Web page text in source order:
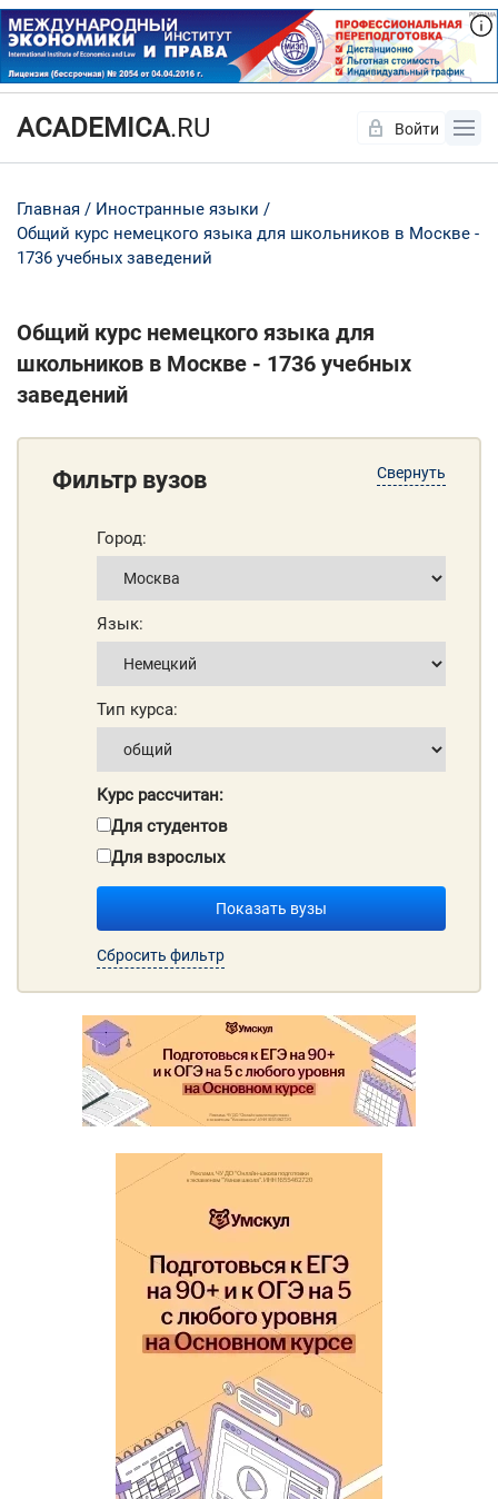
ACADEMICA.RU Войти
Главная
Иностранные языки
Общий курс немецкого языка для школьников в Москве -
1736 учебных заведений
Общий курс немецкого языка для
школьников в Москве - 1736 учебных
заведений
Свернуть
Фильтр вузов
Город:
Язык:
Тип курса:
Курс рассчитан:
Для студентов
Для взрослых
Показать вузы
Сбросить фильтр
Да Нет